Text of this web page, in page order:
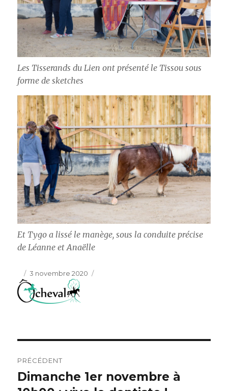
Les Tisserands du Lien ont présenté le Tissou sous
forme de sketches
Et Tygo a lissé le manège, sous la conduite précise
de Léanne et Anaëlle
Publié
le
3 novembre 2020
de
PRÉCÉDENT
Article
Dimanche 1er novembre à